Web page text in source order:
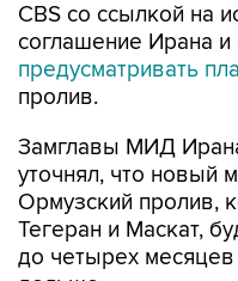
CBS со ссылкой на
соглашение Ирана
предусматривать
пролив.
Замглавы МИД
уточнял, что новый
Ормузский пролив,
Тегеран и Маскат,
до четырех месяцев